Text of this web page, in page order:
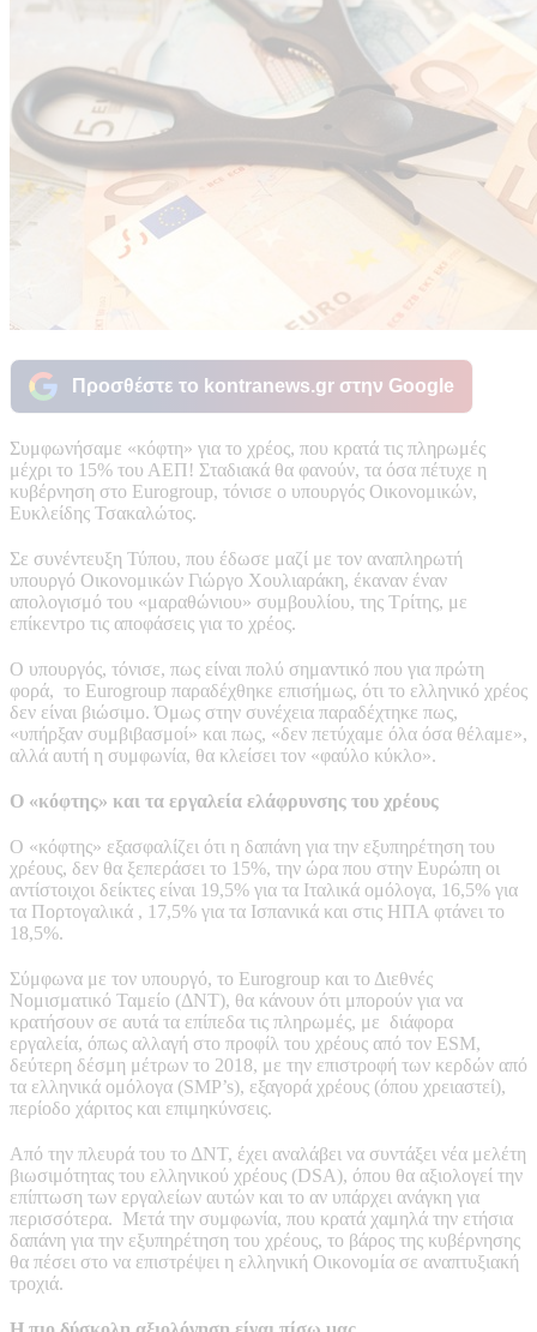
Προσθέστε το kontranews.gr στην Google
Συμφωνήσαμε «κόφτη» για το χρέος, που κρατά τις πληρωμές
μέχρι το 15% του ΑΕΠ! Σταδιακά θα φανούν, τα όσα πέτυχε η
κυβέρνηση στο Eurogroup, τόνισε ο υπουργός Οικονομικών,
Ευκλείδης Τσακαλώτος.
Σε συνέντευξη Τύπου, που έδωσε μαζί με τον αναπληρωτή
υπουργό Οικονομικών Γιώργο Χουλιαράκη, έκαναν έναν
απολογισμό του «μαραθώνιου» συμβουλίου, της Τρίτης, με
επίκεντρο τις αποφάσεις για το χρέος.
Ο υπουργός, τόνισε, πως είναι πολύ σημαντικό που για πρώτη
φορά, το Eurogroup παραδέχθηκε επισήμως, ότι το ελληνικό χρέος
δεν είναι βιώσιμο. Όμως στην συνέχεια παραδέχτηκε πως,
«υπήρξαν συμβιβασμοί» και πως, «δεν πετύχαμε όλα όσα θέλαμε»,
αλλά αυτή η συμφωνία, θα κλείσει τον «φαύλο κύκλο».
Ο «κόφτης» και τα εργαλεία ελάφρυνσης του χρέους
Ο «κόφτης» εξασφαλίζει ότι η δαπάνη για την εξυπηρέτηση του
χρέους, δεν θα ξεπεράσει το 15%, την ώρα που στην Ευρώπη οι
αντίστοιχοι δείκτες είναι 19,5% για τα Ιταλικά ομόλογα, 16,5% για
τα Πορτογαλικά , 17,5% για τα Ισπανικά και στις ΗΠΑ φτάνει το
18,5%.
Σύμφωνα με τον υπουργό, το Eurogroup και το Διεθνές
Νομισματικό Ταμείο (ΔΝΤ), θα κάνουν ότι μπορούν για να
κρατήσουν σε αυτά τα επίπεδα τις πληρωμές, με διάφορα
εργαλεία, όπως αλλαγή στο προφίλ του χρέους από τον ESM,
δεύτερη δέσμη μέτρων το 2018, με την επιστροφή των κερδών από
τα ελληνικά ομόλογα (SMP’s), εξαγορά χρέους (όπου χρειαστεί),
περίοδο χάριτος και επιμηκύνσεις.
Από την πλευρά του το ΔΝΤ, έχει αναλάβει να συντάξει νέα μελέτη
βιωσιμότητας του ελληνικού χρέους (DSA), όπου θα αξιολογεί την
επίπτωση των εργαλείων αυτών και το αν υπάρχει ανάγκη για
περισσότερα. Μετά την συμφωνία, που κρατά χαμηλά την ετήσια
δαπάνη για την εξυπηρέτηση του χρέους, το βάρος της κυβέρνησης
θα πέσει στο να επιστρέψει η ελληνική Οικονομία σε αναπτυξιακή
τροχιά.